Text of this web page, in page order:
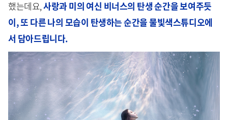
했는데요,사랑과 미의 여신 비너스의 탄생 순간을 보여주듯
이, 또 다른 나의 모습이 탄생하는 순간을 물빛색스튜디오에
서 담아드립니다.